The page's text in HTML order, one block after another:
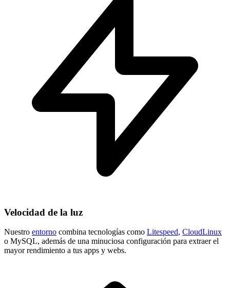
Velocidad de la luz
Nuestro entorno combina tecnologías como Litespeed, CloudLinux
o MySQL, además de una minuciosa configuración para extraer el
mayor rendimiento a tus apps y webs.